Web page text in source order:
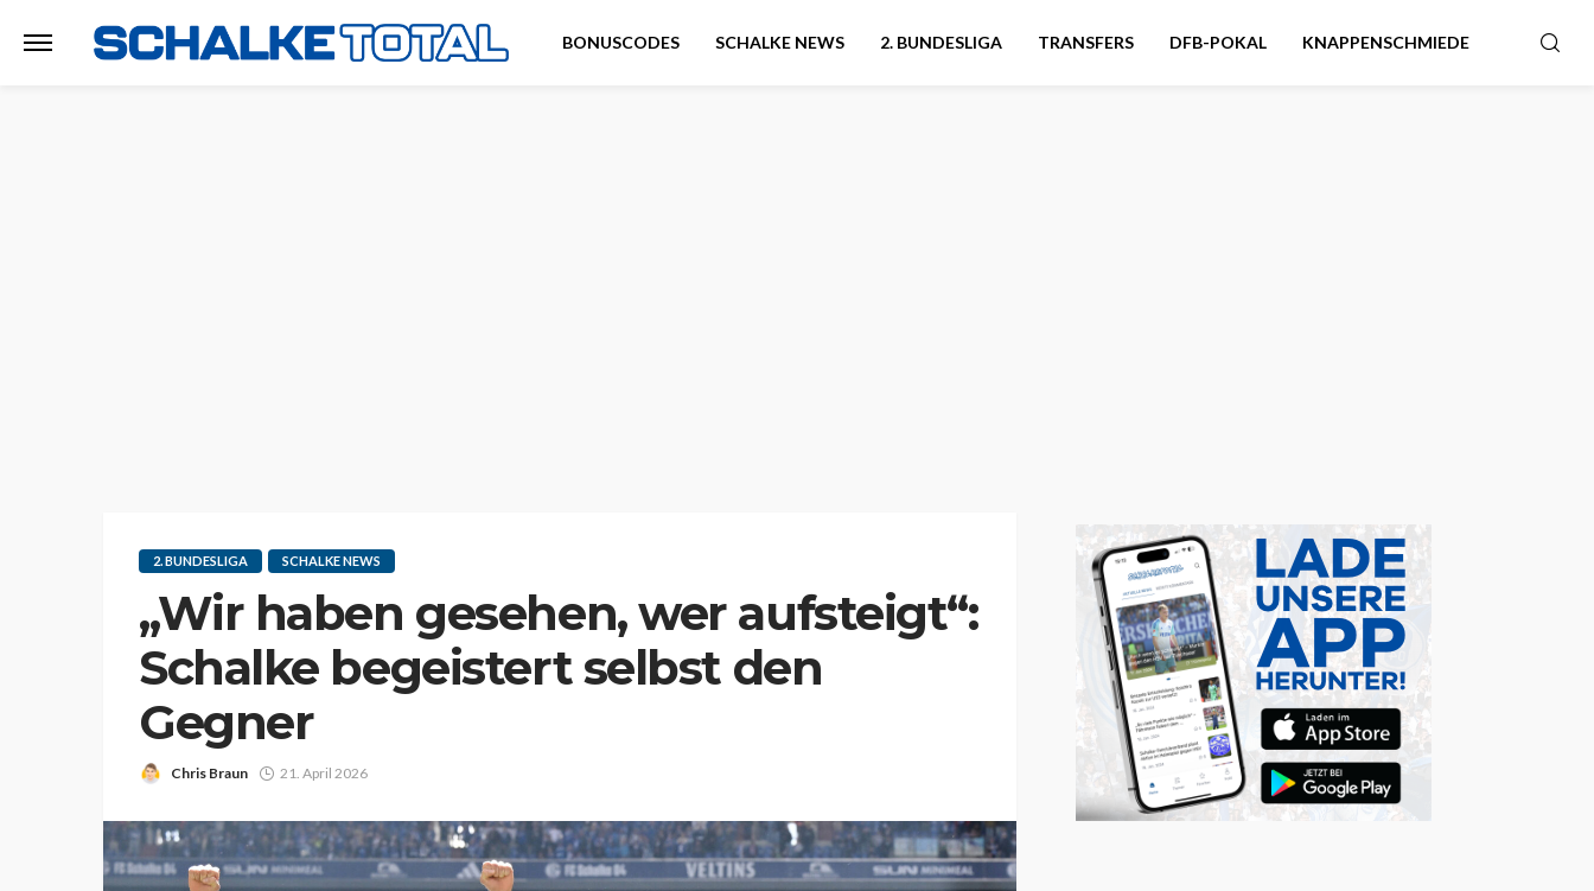
BONUSCODES SCHALKE NEWS 2. BUNDESLIGA TRANSFERS DFB-POKAL KNAPPENSCHMIEDE
2. BUNDESLIGA SCHALKE NEWS
„Wir haben gesehen, wer aufsteigt“:
Schalke begeistert selbst den
Gegner
Chris Braun 21. April 2026